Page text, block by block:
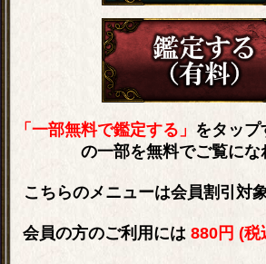
「一部無料で鑑定する」 をタップ
の一部を無料でご覧にな
こちらのメニューは会員割引対
会員の方のご利用には880円 (税